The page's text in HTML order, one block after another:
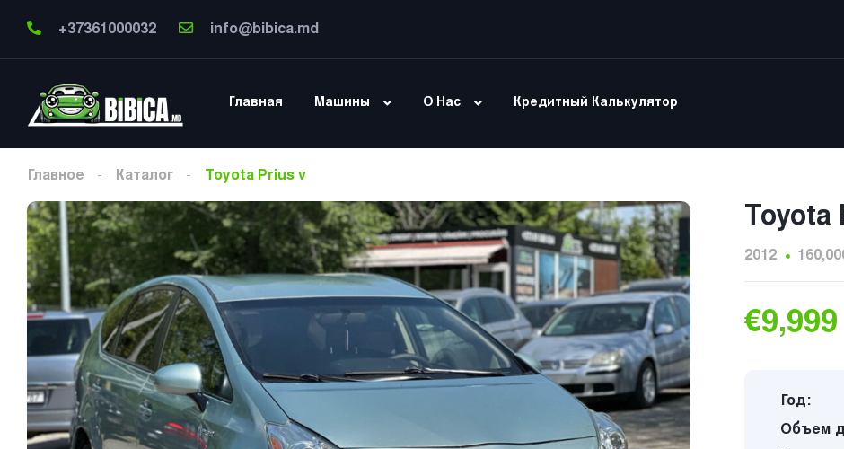
+37361000032 info@bibica.md
Главная Машины О Нас Кредитный Калькулятор
Главное Каталог Toyota Prius v
Toyota
2012
€9,999
Год:
Объем